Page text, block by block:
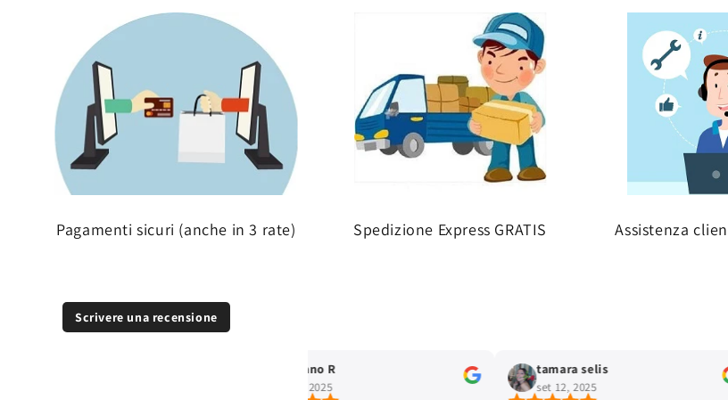
Pagamenti sicuri (anche in 3 rate) Spedizione Express GRATIS Assistenza
Scrivere una recensione
Stefano R
ott 4, 2025
tamara selis
set 12, 2025